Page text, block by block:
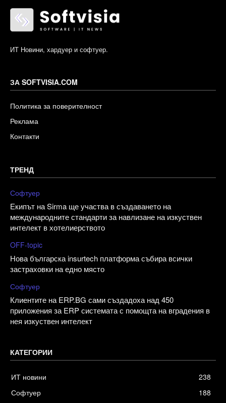
ИТ Новини, хардуер и софтуер.
ЗА SOFTVISIA.COM
Политика за поверителност
Реклама
Контакти
ТРЕНД
Софтуер
Екипът на Sirma ще участва в създаването на
международните стандарти за навлизане на изкуствен
интелект в хотелиерството
OFF-topic
Нова българска insurtech платформа събира всички
застраховки на едно място
Софтуер
Клиентите на ERP.BG сами създадоха над 450
приложения за ERP системата с помощта на вградения в
нея изкуствен интелект
КАТЕГОРИИ
ИТ новини
238
Софтуер
188